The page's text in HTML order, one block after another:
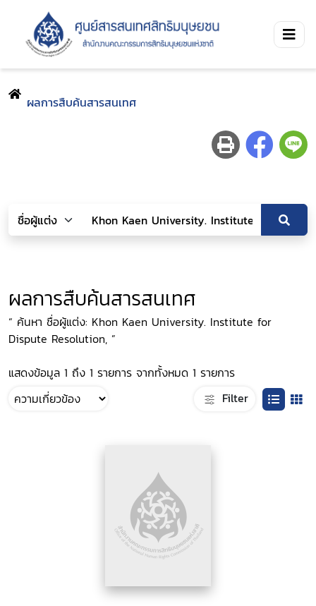
ผลการสืบค้นสารสนเทศ
ผลการสืบค้นสารสนเทศ
“ ค้นหา ชื่อผู้แต่ง: Khon Kaen University. Institute for
Dispute Resolution, ”
แสดงข้อมูล 1 ถึง 1 รายการ จากทั้งหมด 1 รายการ
Filter